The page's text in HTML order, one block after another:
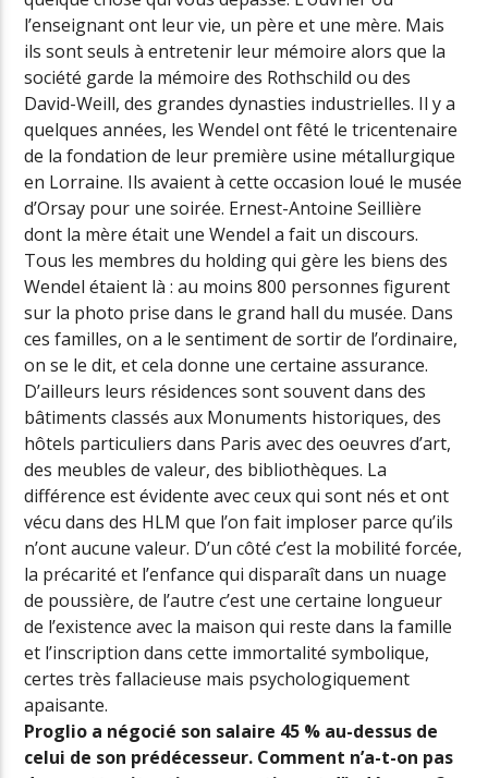
l’enseignant ont leur vie, un père et une mère. Mais
ils sont seuls à entretenir leur mémoire alors que la
société garde la mémoire des Rothschild ou des
David-Weill, des grandes dynasties industrielles. Il y a
quelques années, les Wendel ont fêté le tricentenaire
de la fondation de leur première usine métallurgique
en Lorraine. Ils avaient à cette occasion loué le musée
d’Orsay pour une soirée. Ernest-Antoine Seillière
dont la mère était une Wendel a fait un discours.
Tous les membres du holding qui gère les biens des
Wendel étaient là : au moins 800 personnes figurent
sur la photo prise dans le grand hall du musée. Dans
ces familles, on a le sentiment de sortir de l’ordinaire,
on se le dit, et cela donne une certaine assurance.
D’ailleurs leurs résidences sont souvent dans des
bâtiments classés aux Monuments historiques, des
hôtels particuliers dans Paris avec des oeuvres d’art,
des meubles de valeur, des bibliothèques. La
différence est évidente avec ceux qui sont nés et ont
vécu dans des HLM que l’on fait imploser parce qu’ils
n’ont aucune valeur. D’un côté c’est la mobilité forcée,
la précarité et l’enfance qui disparaît dans un nuage
de poussière, de l’autre c’est une certaine longueur
de l’existence avec la maison qui reste dans la famille
et l’inscription dans cette immortalité symbolique,
certes très fallacieuse mais psychologiquement
apaisante.
Proglio a négocié son salaire 45 % au-dessus de
celui de son prédécesseur. Comment n’a-t-on pas